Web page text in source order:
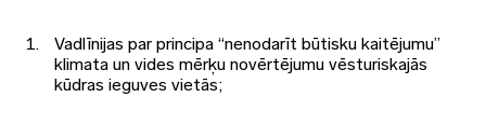
Vadlīnijas par principa “nenodarīt būtisku kaitējumu”
klimata un vides mērķu novērtējumu vēsturiskajās
kūdras ieguves vietās;